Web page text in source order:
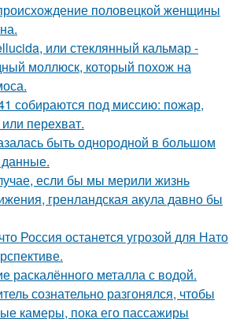
половецкой женщины
или стеклянный кальмар -
моллюск, который похож на
собираются под миссию: пожар,
перехват.
быть однородной в большом
если бы мы мерили жизнь
гренландская акула давно бы
Россия останется угрозой для Нато
раскалённого металла с водой.
сознательно разгонялся, чтобы
камеры, пока его пассажиры